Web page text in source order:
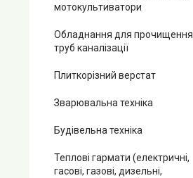
мотокультиватори
Обладнання для прочищення
труб каналізації
Плиткорізний верстат
Зварювальна техніка
Будівельна техніка
Теплові гармати (електричні,
гасові, газові, дизельні,